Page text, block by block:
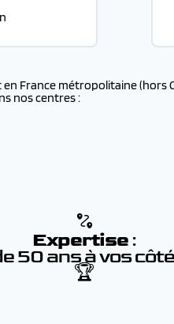
France métropolitaine (hors
nos centres :
Expertise :
50 ans à vos
🏆